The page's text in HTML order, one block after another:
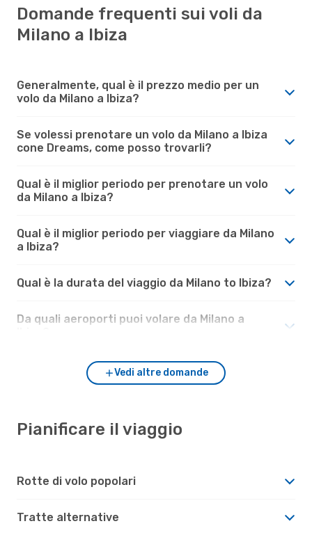
Domande frequenti sui voli da
Milano a Ibiza
Generalmente, qual è il prezzo medio per un
volo da Milano a Ibiza?
Se volessi prenotare un volo da Milano a Ibiza
cone Dreams, come posso trovarli?
Qual è il miglior periodo per prenotare un volo
da Milano a Ibiza?
Qual è il miglior periodo per viaggiare da Milano
a Ibiza?
Qual è la durata del viaggio da Milano to Ibiza?
Da quali aeroporti puoi volare da Milano a
Vedi altre domande
Pianificare il viaggio
Rotte di volo popolari
Tratte alternative